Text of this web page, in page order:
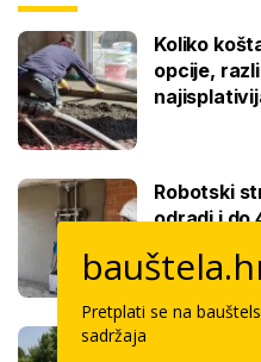
Koliko
opcije,
Robotski
odradi i do
Pretplati se na
sadržaja